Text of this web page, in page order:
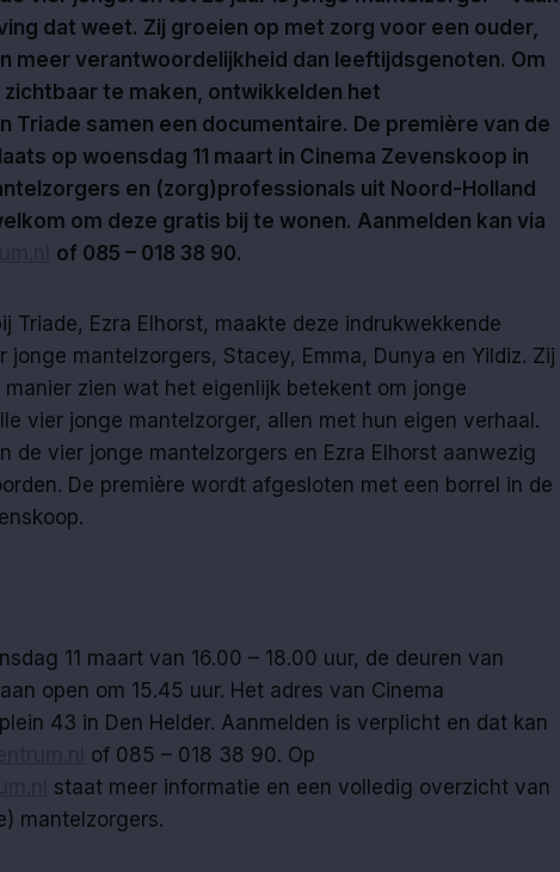
dat weet. Zij groeien op met zorg voor een ouder,
meer verantwoordelijkheid dan leeftijdsgenoten. Om
te maken, ontwikkelden het
Triade samen een documentaire. De première van de
op woensdag 11 maart in Cinema Zevenskoop in
en (zorg)professionals uit Noord-Holland
om deze gratis bij te wonen. Aanmelden kan via
of 085 – 018 38 90.
Triade, Ezra Elhorst, maakte deze indrukwekkende
jonge mantelzorgers, Stacey, Emma, Dunya en Yildiz. Zij
manier zien wat het eigenlijk betekent om jonge
vier jonge mantelzorger, allen met hun eigen verhaal.
de vier jonge mantelzorgers en Ezra Elhorst aanwezig
De première wordt afgesloten met een borrel in de
11 maart van 16.00 – 18.00 uur, de deuren van
open om 15.45 uur. Het adres van Cinema
43 in Den Helder. Aanmelden is verplicht en dat kan
of 085 – 018 38 90. Op
staat meer informatie en een volledig overzicht van
mantelzorgers.